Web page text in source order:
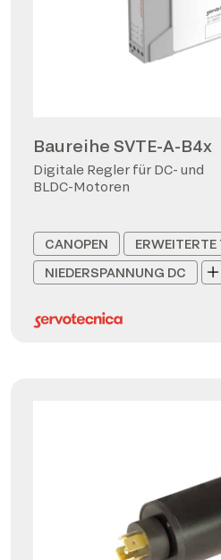
Baureihe SVTE-A-B4x
Digitale Regler für DC- und
BLDC-Motoren
CANOPEN
ERWEITERTE
NIEDERSPANNUNG DC